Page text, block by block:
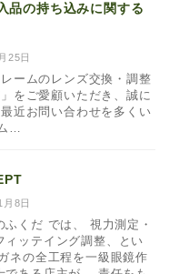
品の持ち込みに関する
25日
ームのレンズ交換・調整
をご愛顧いただき、誠に
近お問い合わせを多くい
…
8日
ふくだ では、 視力測定・
ィッテイング調整、とい
ネの全工程を一級眼鏡作